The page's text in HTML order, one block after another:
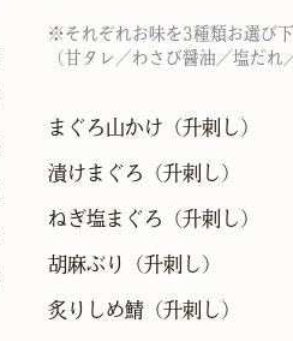
※それぞれお味を3種類お選び
（甘タレ／わさび醤油／塩だれ
まぐろ山かけ（升刺し）
漬けまぐろ（升刺し）
ねぎ塩まぐろ（升刺し）
胡麻ぶり（升刺し）
炙りしめ鯖（升刺し）